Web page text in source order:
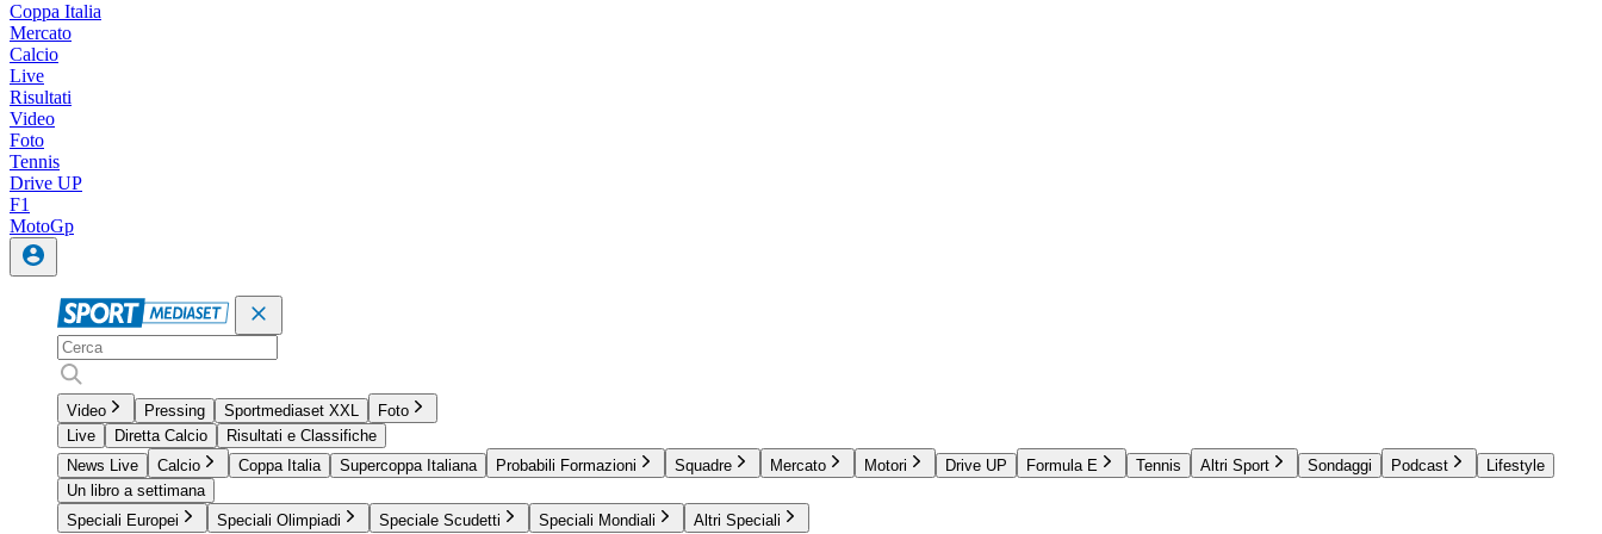
Coppa Italia
Mercato
Calcio
Live
Risultati
Video
Foto
Tennis
Drive UP
F1
MotoGp
Video Pressing Sportmediaset XXL
Foto
Live
Diretta Calcio
Risultati e Classifiche
News Live
Calcio Coppa Italia Supercoppa Italiana Probabili Formazioni Squadre Mercato Motori Drive UP Formula E Tennis Altri Sport Sondaggi Podcast
Lifestyle
Un libro a settimana
Speciali Europei
Speciali Olimpiadi Speciale Scudetti Speciali Mondiali Altri Speciali